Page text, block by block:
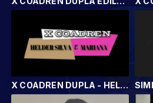
X COADREN DUPLA - HELDER SILVA E MARIANA